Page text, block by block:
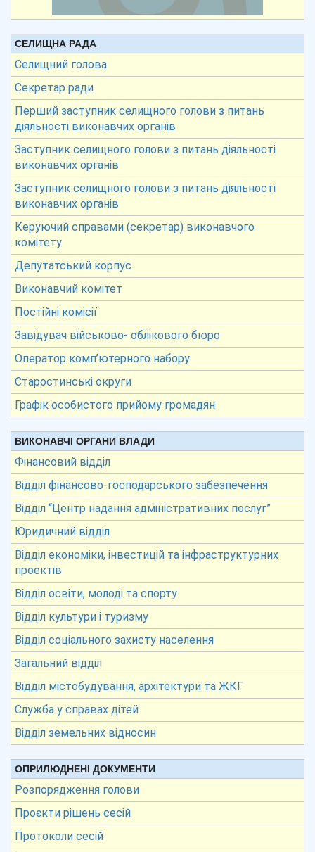
СЕЛИЩНА РАДА
Селищний голова
Секретар ради
Перший заступник селищного голови з питань
діяльності виконавчих органів
Заступник селищного голови з питань діяльності
виконавчих органів
Заступник селищного голови з питань діяльності
виконавчих органів
Керуючий справами (секретар) виконавчого
комітету
Депутатський корпус
Виконавчий комітет
Постійні комісії
Завідувач військово- облікового бюро
Оператор комп’ютерного набору
Старостинські округи
Графік особистого прийому громадян
ВИКОНАВЧІ ОРГАНИ ВЛАДИ
Фінансовий відділ
Відділ фінансово-господарського забезпечення
Відділ “Центр надання адміністративних послуг”
Юридичний відділ
Відділ економіки, інвестицій та інфраструктурних
проектів
Відділ освіти, молоді та спорту
Відділ культури і туризму
Відділ соціального захисту населення
Загальний відділ
Відділ містобудування, архітектури та ЖКГ
Служба у справах дітей
Відділ земельних відносин
ОПРИЛЮДНЕНІ ДОКУМЕНТИ
Розпорядження голови
Проєкти рішень сесій
Протоколи сесій